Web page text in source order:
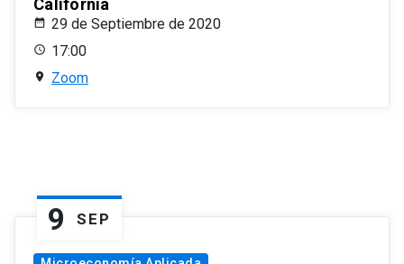
California
29 de Septiembre de 2020
17:00
Zoom
9 SEP